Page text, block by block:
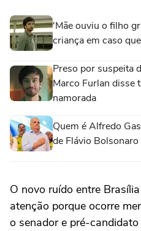
'Mãe ouviu o filho
criança em caso
Preso por suspeita
Marco Furlan disse
namorada
Quem é Alfredo
de Flávio
O novo ruído entre
atenção porque ocorre
o senador e pré-